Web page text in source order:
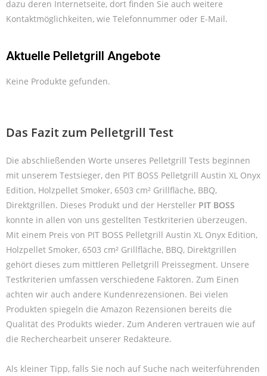
dazu deren Internetseite, dort finden Sie auch weitere
Kontaktmöglichkeiten, wie Telefonnummer oder E-Mail.
Aktuelle Pelletgrill Angebote
Keine Produkte gefunden.
Das Fazit zum Pelletgrill Test
Die abschließenden Worte unseres Pelletgrill Tests beginnen
mit unserem Testsieger, den PIT BOSS Pelletgrill Austin XL Onyx
Edition, Holzpellet Smoker, 6503 cm² Grillfläche, BBQ,
Direktgrillen. Dieses Produkt und der Hersteller PIT BOSS
konnte in allen von uns gestellten Testkriterien überzeugen.
Mit einem Preis von PIT BOSS Pelletgrill Austin XL Onyx Edition,
Holzpellet Smoker, 6503 cm² Grillfläche, BBQ, Direktgrillen
gehört dieses zum mittleren Pelletgrill Preissegment. Unsere
Testkriterien umfassen verschiedene Faktoren. Zum Einen
achten wir auch andere Kundenrezensionen. Bei vielen
Produkten spiegeln die Amazon Rezensionen bereits die
Qualität des Produkts wieder. Zum Anderen vertrauen wie auf
die Recherchearbeit unserer Redakteure.
Als kleiner Tipp, falls Sie noch auf Suche nach weiterführenden